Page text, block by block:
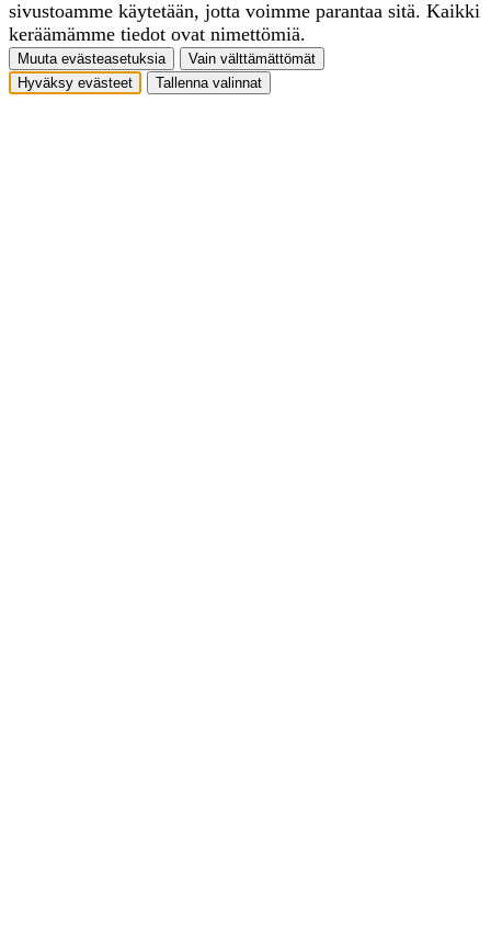
sivustoamme käytetään, jotta voimme parantaa sitä. Kaikki
keräämämme tiedot ovat nimettömiä.
Muuta evästeasetuksia
Vain välttämättömät
Hyväksy evästeet
Tallenna valinnat